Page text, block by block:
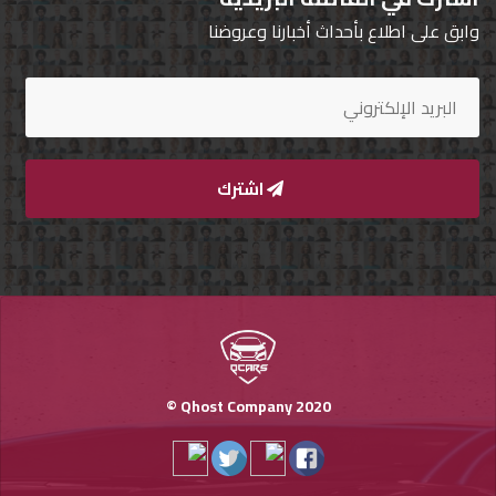
تسجيل
الدخول
English
السيارات
مطلوب
وابق على اطلاع بأحداث أخبارنا وعروضنا
اشترك
Qhost Company 2020 ©